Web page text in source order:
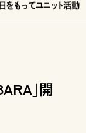
もってユニット活動
のお…
」開